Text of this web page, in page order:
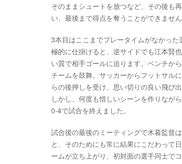
そのままシュートを放つなど、その後も
い、最後まで得点を奪うことができませ
3本目はここまでプレータイムがなかっ
極的に仕掛けると、逆サイドでも江本賢
い質で相手ゴールに迫ります。ベンチか
チームを鼓舞。サッカーからフットサル
らの後押しを受け、思い切りの良い飛び
しかし、何度も惜しいシーンを作りなが
0-4で試合を終えました。
試合後の最後のミーティングで木暮監督
と、そのためにも常に結果にこだわって
ームが立ち上がり、初対面の選手同士で